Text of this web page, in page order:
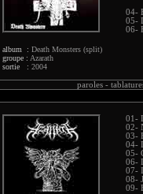
album : Death Monsters (split)
groupe : Azarath
sortie : 2004
04-
05-
06-
paroles -
01-
02-
03-
04-
05-
06-
07-
08-
09-